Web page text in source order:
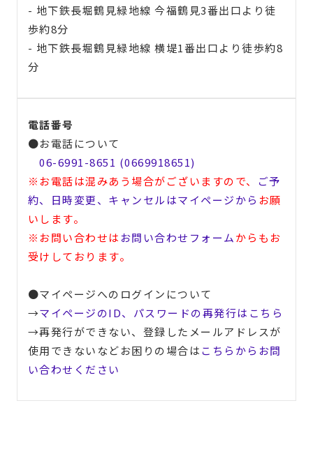
- 地下鉄長堀鶴見緑地線 今福鶴見3番出口より徒
歩約8分
- 地下鉄長堀鶴見緑地線 横堤1番出口より徒歩約8
分
電話番号
●お電話について
06-6991-8651 (0669918651)
※お電話は混みあう場合がございますので、 ご予
約、日時変更、キャンセルはマイページから お願
いします。
※お問い合わせは お問い合わせフォームからもお
受けしております。
●マイページへのログインについて
→マイページのID、パスワードの再発行はこちら
→再発行ができない、登録したメールアドレスが
使用できないなどお困りの場合はこちらからお問
い合わせください